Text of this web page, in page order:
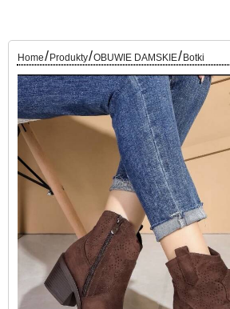
Home/ Produkty/OBUWIE DAMSKIE/ Botki